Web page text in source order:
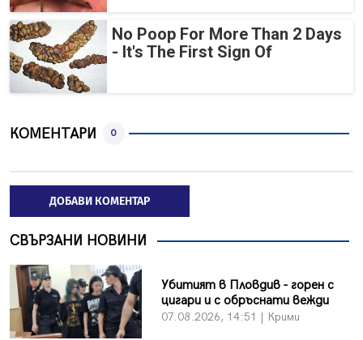
No Poop For More Than 2 Days
- It's The First Sign Of
КОМЕНТАРИ 0
ДОБАВИ КОМЕНТАР
СВЪРЗАНИ НОВИНИ
Убитият в Пловдив - горен с
цигари и с обръснати вежди
07.08.2026, 14:51 | Крими